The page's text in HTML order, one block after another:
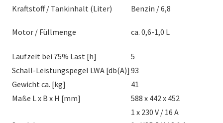
Kraftstoff / Tankinhalt (Liter)
Motor / Füllmenge
Benzin / 6,8
ca. 0,6-1,0 L
Laufzeit bei 75% Last [h]
5
Schall-Leistungspegel LWA [db(A)] 93
Gewicht ca. [kg]
41
Maße L x B x H [mm]
588 x 442 x 452
1 x 230 V / 16 A